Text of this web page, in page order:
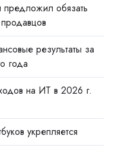
обязать
результаты за
года
на ИТ в 2026 г.
укрепляется